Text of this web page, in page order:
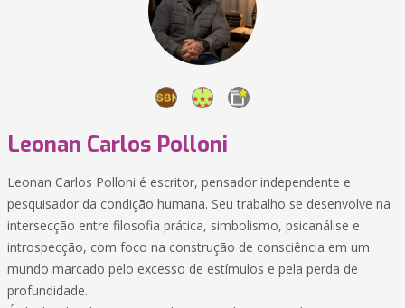
Leonan Carlos Polloni
Leonan Carlos Polloni é escritor, pensador independente e
pesquisador da condição humana. Seu trabalho se desenvolve na
intersecção entre filosofia prática, simbolismo, psicanálise e
introspecção, com foco na construção de consciência em um
mundo marcado pelo excesso de estímulos e pela perda de
profundidade.